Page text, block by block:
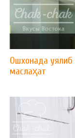
Ошхонада уялиб
маслаҳат